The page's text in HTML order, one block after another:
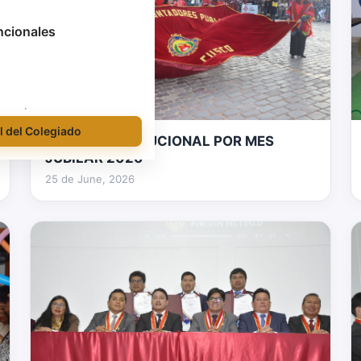
del Colegiado
36 fotos
DESFILE INSTITUCIONAL POR MES
JUBILAR 2026
25 de June, 2026